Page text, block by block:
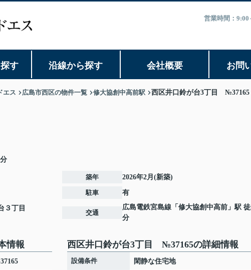
営業時間：
す 沿線から探す 会社概要 お問
エス 広島市西区の物件一覧 修大協創中高前駅 西区井口鈴が台3丁目 №37165
３丁目
築年 2026年2月(新築)
駐車 有
交通
広島電鉄宮島線 「 修大協創中高前 」駅
分
情報 西区井口鈴が台3丁目 №37165の詳細情報
設備条件 閑静な住宅地